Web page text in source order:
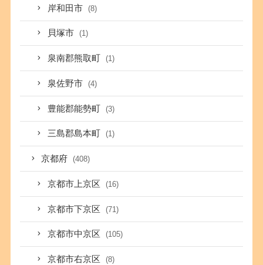
岸和田市 (8)
貝塚市 (1)
泉南郡熊取町 (1)
泉佐野市 (4)
豊能郡能勢町 (3)
三島郡島本町 (1)
京都府 (408)
京都市上京区 (16)
京都市下京区 (71)
京都市中京区 (105)
京都市右京区 (8)